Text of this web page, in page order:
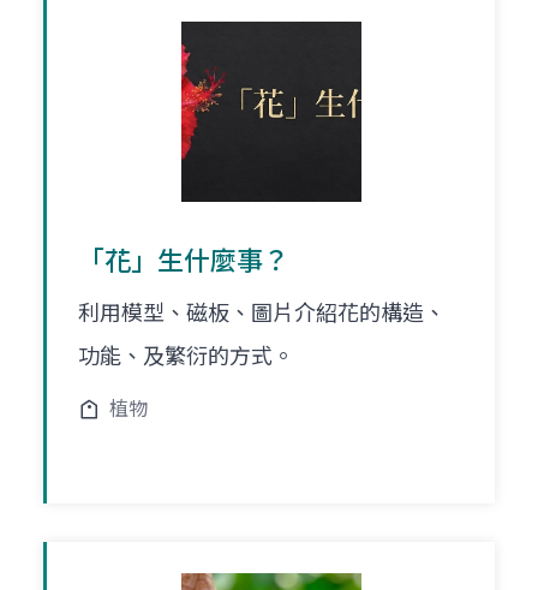
「花」生什麼事？
利用模型、磁板、圖片介紹花的構造、
功能、及繁衍的方式。
植物